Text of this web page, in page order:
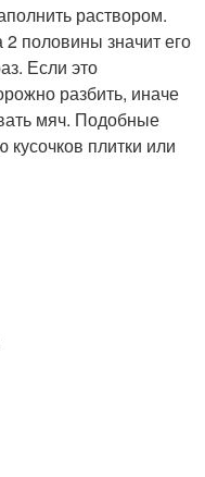
раствором.
половины значит его
Если это
разбить, иначе
мяч. Подобные
плитки или